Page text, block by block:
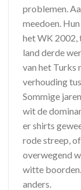
problemen.
meedoen.
het WK 2002,
land derde
van het Turks
verhouding
Sommige
wit de
er shirts
rode streep,
overwegend
witte
anders.